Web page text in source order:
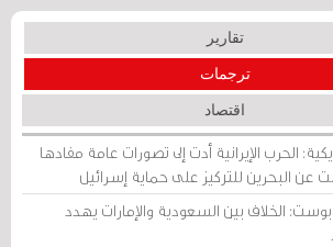
تقارير
ترجمات
اقتصاد
الحرب الإيرانية أدت إلى تصورات عامة مفادها
عن البحرين للتركيز على حماية إسرائيل
الخلاف بين السعودية والإمارات يهدد